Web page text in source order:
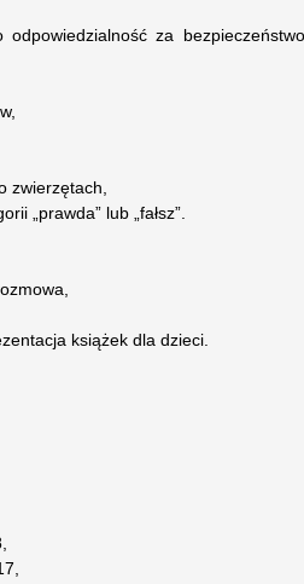
za
zwierzętach,
„prawda” lub „fałsz”.
książek dla dzieci.